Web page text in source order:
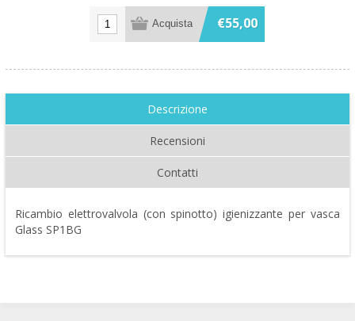
€55,00
Descrizione
Recensioni
Contatti
Ricambio elettrovalvola (con spinotto) igienizzante per vasca
Glass SP1BG